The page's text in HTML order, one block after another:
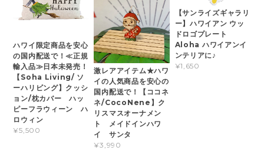
ハワイ限定商品を安心
の国内配送で！≪正規
輸入品≫日本未発売！
【Soha Living/ ソ
ーハリビング】クッシ
ョン/枕カバー ハッ
ピーフラウィーン ハ
ロウィン
¥5,500
激レアアイテム★ハワ
イの人気商品を安心の
国内配送で！【ココネ
ネ/CocoNene】ク
リスマスオーナメン
ト メイドインハワ
イ サンタ
¥3,990
【サンライズギャラリ
ー】ハワイアン ウッ
ドロゴプレート
Aloha ハワイアンイ
ンテリアに♪
¥1,650